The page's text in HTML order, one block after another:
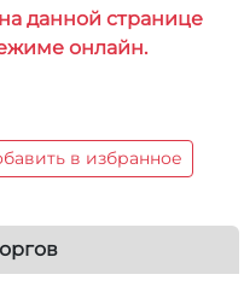
данной странице
онлайн.
в избранное